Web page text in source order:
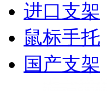
进口支架
鼠标手托
国产支架